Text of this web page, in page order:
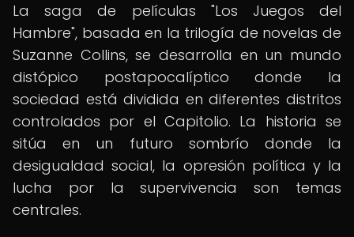
La saga de películas "Los Juegos del
Hambre", basada en la trilogía de novelas de
Suzanne Collins, se desarrolla en un mundo
distópico postapocalíptico donde la
sociedad está dividida en diferentes distritos
controlados por el Capitolio. La historia se
sitúa en un futuro sombrío donde la
desigualdad social, la opresión política y la
lucha por la supervivencia son temas
centrales.